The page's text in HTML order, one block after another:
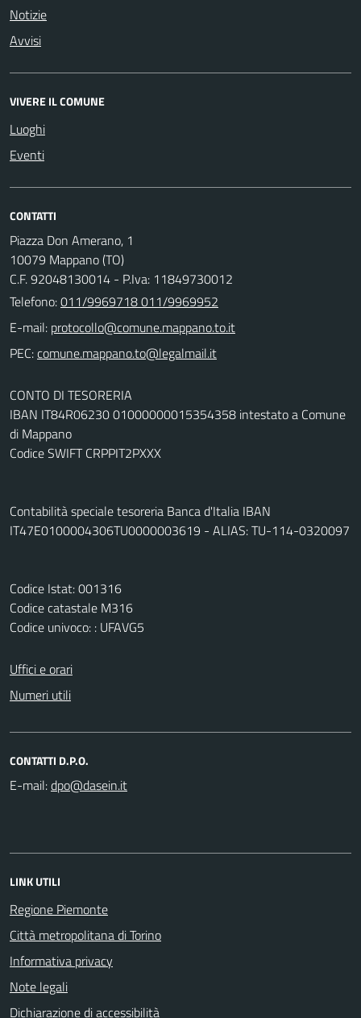
Notizie
Avvisi
VIVERE IL COMUNE
Luoghi
Eventi
CONTATTI
Piazza Don Amerano, 1
10079 Mappano (TO)
C.F. 92048130014 - P.Iva: 11849730012
Telefono:011/9969718 011/9969952
E-mail:
PEC:
CONTO DI TESORERIA
IBAN IT84R06230 01000000015354358 intestato a Comune
di Mappano
Codice SWIFT CRPPIT2PXXX
Contabilità speciale tesoreria Banca d'Italia IBAN
IT47E0100004306TU0000003619 - ALIAS: TU-114-0320097
Codice Istat: 001316
Codice catastale M316
Codice univoco: : UFAVG5
Uffici e orari
Numeri utili
CONTATTI D.P.O.
E-mail:
LINK UTILI
Regione Piemonte
Città metropolitana di Torino
Informativa privacy
Note legali
Dichiarazione di accessibilità